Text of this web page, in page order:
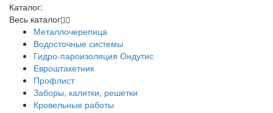
Каталог:
Весь каталог
Металлочерепица
Водосточные системы
Гидро-пароизоляция Ондутис
Евроштакетник
Профлист
Заборы, калитки, решетки
Кровельные работы